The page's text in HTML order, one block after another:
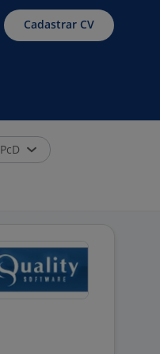
Cadastrar CV
PcD